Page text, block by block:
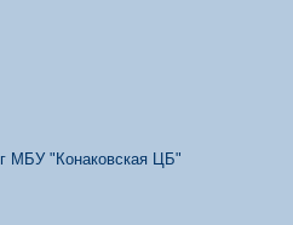
МБУ "Конаковская ЦБ"